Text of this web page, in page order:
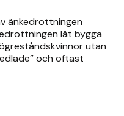
änkedrottningen
lät bygga
utan
och oftast